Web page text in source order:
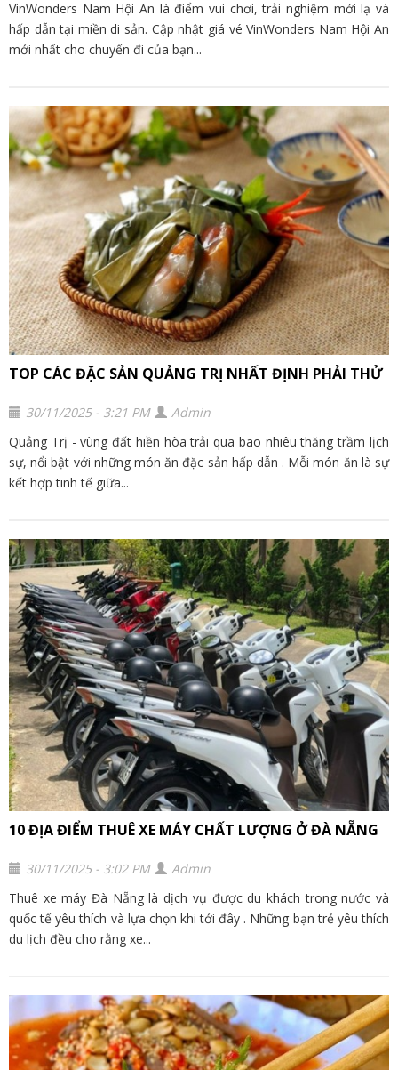
VinWonders Nam Hội An là điểm vui chơi, trải nghiệm mới lạ và
hấp dẫn tại miền di sản. Cập nhật giá vé VinWonders Nam Hội An
mới nhất cho chuyến đi của bạn...
TOP CÁC ĐẶC SẢN QUẢNG TRỊ NHẤT ĐỊNH PHẢI THỬ
30/11/2025 - 3:21 PM
Admin
Quảng Trị - vùng đất hiền hòa trải qua bao nhiêu thăng trầm lịch
sự, nổi bật với những món ăn đặc sản hấp dẫn . Mỗi món ăn là sự
kết hợp tinh tế giữa...
10 ĐỊA ĐIỂM THUÊ XE MÁY CHẤT LƯỢNG Ở ĐÀ NẴNG
30/11/2025 - 3:02 PM
Admin
Thuê xe máy Đà Nẵng là dịch vụ được du khách trong nước và
quốc tế yêu thích và lựa chọn khi tới đây . Những bạn trẻ yêu thích
du lịch đều cho rằng xe...